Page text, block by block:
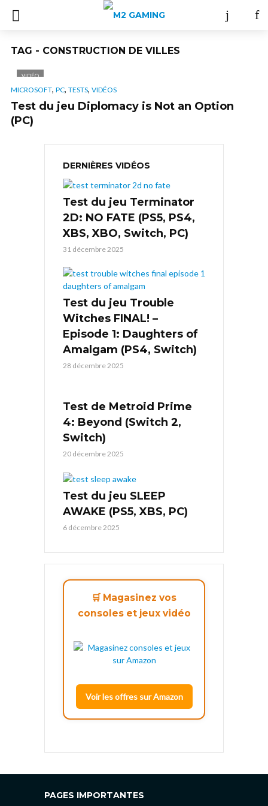
TAG - CONSTRUCTION DE VILLES
VIDÉO
MICROSOFT, PC, TESTS, VIDÉOS
Test du jeu Diplomacy is Not an Option
(PC)
DERNIÈRES VIDÉOS
Test du jeu Terminator
2D: NO FATE (PS5, PS4,
XBS, XBO, Switch, PC)
31 décembre 2025
Test du jeu Trouble
Witches FINAL! –
Episode 1: Daughters of
Amalgam (PS4, Switch)
28 décembre 2025
Test de Metroid Prime
4: Beyond (Switch 2,
Switch)
20 décembre 2025
Test du jeu SLEEP
AWAKE (PS5, XBS, PC)
6 décembre 2025
🛒 Magasinez vos
consoles et jeux vidéo
Voir les offres sur Amazon
PAGES IMPORTANTES